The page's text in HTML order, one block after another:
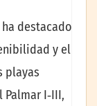
destacado
y el
playas
I‑III,